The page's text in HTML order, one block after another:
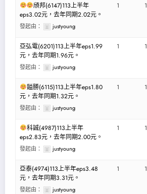
頎邦(6147)113上半年
eps3.02元，去年同期2.02元。
發起由： justyoung
1 1
亞弘電(6201)113上半年eps1.99
元，去年同期1.96元。
發起由： justyoung
1 1
鎰勝(6115)113上半年eps1.80
元，去年同期1.32元。
發起由： justyoung
1 1
科誠(4987)113上半年
eps2.83元，去年同期2.00元。
發起由： justyoung
1 1
亞泰(4974)113上半年eps3.48
元，去年同期3.31元。
發起由： justyoung
1 1